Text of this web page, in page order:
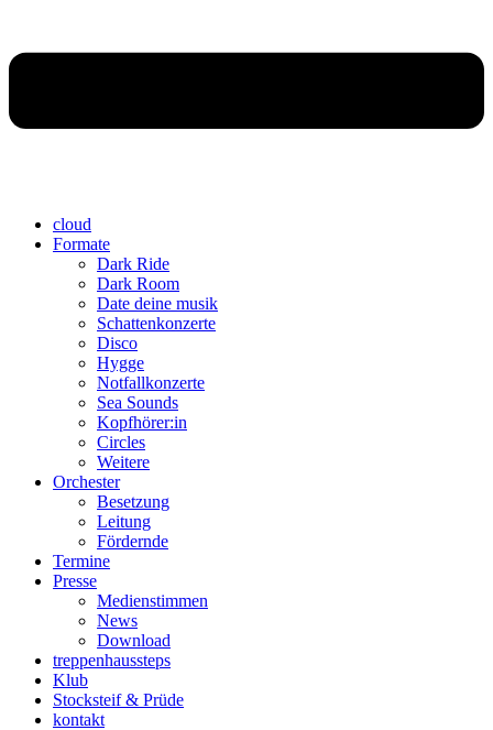
cloud
Formate
Dark Ride
Dark Room
Date deine musik
Schattenkonzerte
Disco
Hygge
Notfallkonzerte
Sea Sounds
Kopfhörer:in
Circles
Weitere
Orchester
Besetzung
Leitung
Fördernde
Termine
Presse
Medienstimmen
News
Download
treppenhaussteps
Klub
Stocksteif & Prüde
kontakt